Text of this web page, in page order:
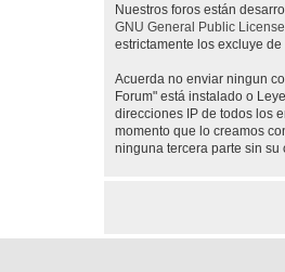
Nuestros foros están
GNU General Public
estrictamente los excluye
Acuerda no enviar ningun
Forum" está instalado o
direcciones IP de todos los
momento que lo creamos
ninguna tercera parte sin